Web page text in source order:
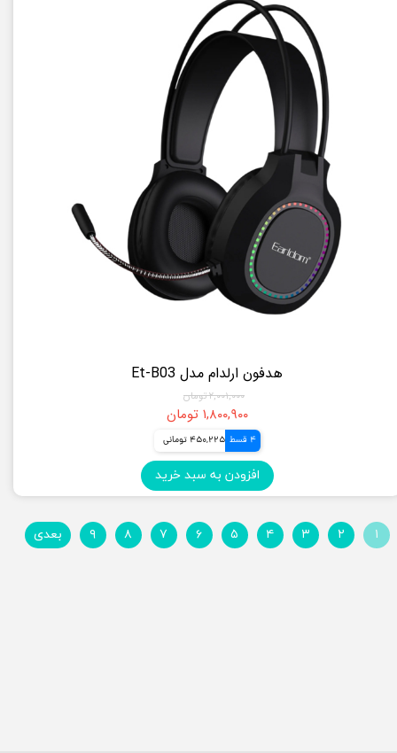
هدفون ارلدام مدل Et-B03
۲,۰۰۱,۰۰۰ تومان
۱,۸۰۰,۹۰۰ تومان
4 قسط 450,225 تومانی
افزودن به سبد خرید
۱ ۲ ۳ ۴ ۵ ۶ ۷ ۸ ۹ بعدی